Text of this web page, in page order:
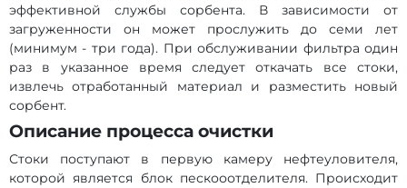
эффективной службы сорбента. В зависимости от
загруженности он может прослужить до семи лет
(минимум - три года). При обслуживании фильтра один
раз в указанное время следует откачать все стоки,
извлечь отработанный материал и разместить новый
сорбент.
Описание процесса очистки
Стоки поступают в первую камеру нефтеуловителя,
которой является блок пескооотделителя. Происходит